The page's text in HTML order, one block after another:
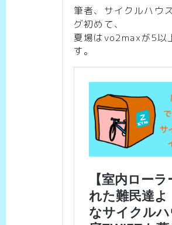
筆者、サイクルハウ
グ初めて、
夏場はvo2maxが5以
す。